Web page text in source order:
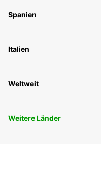
Spanien
Italien
Weltweit
Weitere Länder